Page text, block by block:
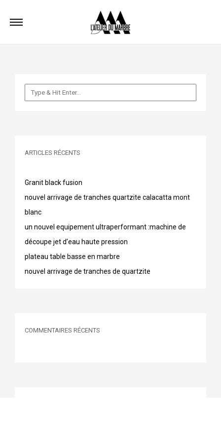
ARTICLES RÉCENTS
Granit black fusion
nouvel arrivage de tranches quartzite calacatta mont
blanc
un nouvel equipement ultraperformant :machine de
découpe jet d’eau haute pression
plateau table basse en marbre
nouvel arrivage de tranches de quartzite
COMMENTAIRES RÉCENTS